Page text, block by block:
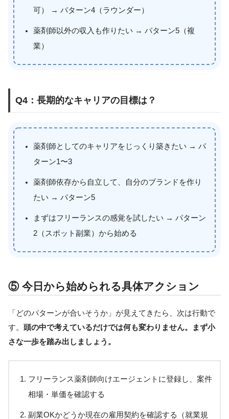
可） → パターン4（ラウンダー）
薬剤師以外の収入も作りたい → パターン5（複
業）
Q4：長期的なキャリアの目標は？
薬剤師としてのキャリアをじっくり築きたい → パ
ターン1〜3
薬剤師依存から自立して、自分のブランドを作り
たい → パターン5
まずはフリーランスの感覚を試したい → パターン
2（スポット副業）から始める
⑤ 今日から始められる具体アクション
「どのパターンが合いそうか」が見えてきたら、次は行動で
す。 頭の中で考えているだけでは何も変わりません。まず小
さな一歩を踏み出しましょう。
フリーランス薬剤師向けエージェントに登録し、案件
相場・単価を確認する
副業OKかどうか現在の雇用契約を確認する（就業規